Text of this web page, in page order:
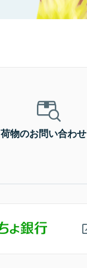
荷物のお問い合わせ